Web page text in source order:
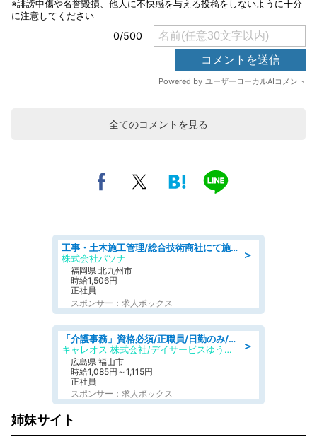
全てのコメントを見る
＞
工事・土木施工管理/総合技術商社にて施工管理のお仕事/即日勤務可/車通勤可/工事・土木施工管理/生産・品質管理
株式会社パソナ
福岡県 北九州市
時給1,506円
正社員
スポンサー：求人ボックス
＞
「介護事務」資格必須/正職員/日勤のみ/デイサービス
キャレオス 株式会社/デイサービスゆうゆう南本庄
広島県 福山市
時給1,085円～1,115円
正社員
スポンサー：求人ボックス
姉妹サイト